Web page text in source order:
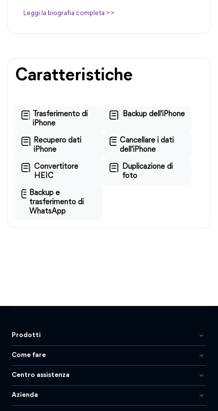
Leggi la biografia completa >>
Caratteristiche
Trasferimento di
iPhone
Backup dell'iPhone
Recupero dati
iPhone
Cancellare i dati
dell'iPhone
Convertitore
HEIC
Duplicazione di
foto
Backup e
trasferimento di
WhatsApp
Prodotti
Come fare
Centro assistenza
Azienda